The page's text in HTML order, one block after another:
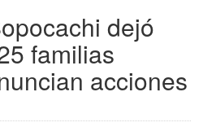
dejó
familias
acciones